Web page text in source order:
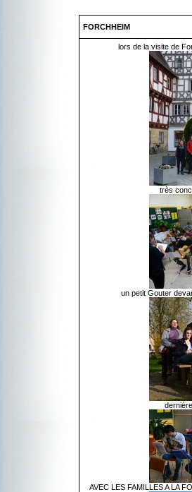
FORCHHEIM
lors de la visite de
très
un petit Gouter
AVEC LES FAMILLES A LA